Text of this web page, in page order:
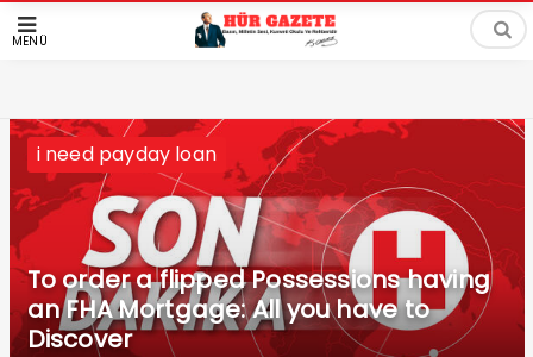
MENÜ
i need payday loan
To order a flipped Possessions having
an FHA Mortgage: All you have to
Discover